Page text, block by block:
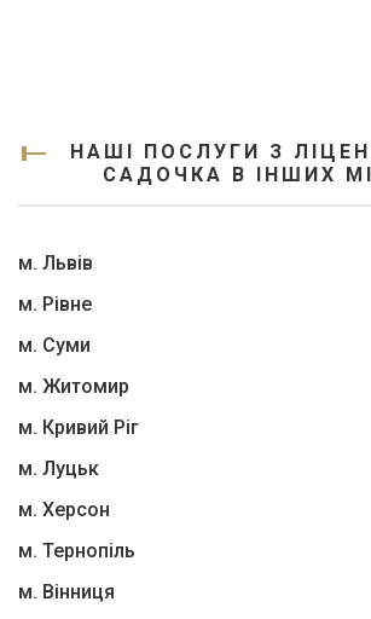
НАШІ ПОСЛУГИ З
САДОЧКА В ІНШИХ
м. Львів
м. Рівне
м. Суми
м. Житомир
м. Кривий Ріг
м. Луцьк
м. Херсон
м. Тернопіль
м. Вінниця